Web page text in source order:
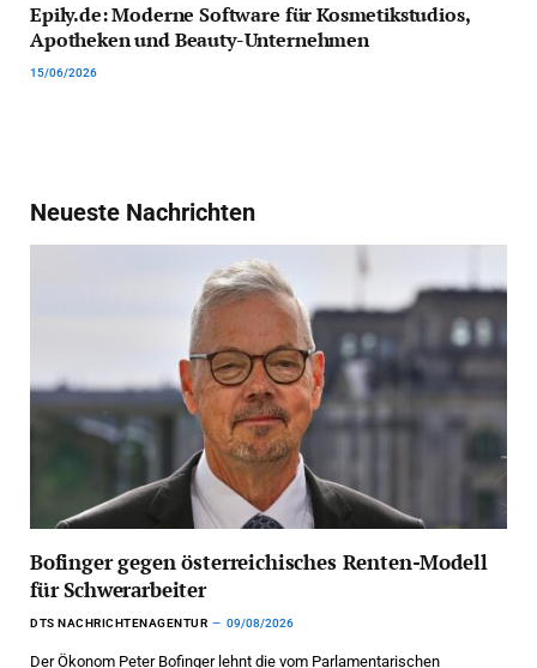
Epily.de: Moderne Software für Kosmetikstudios,
Apotheken und Beauty-Unternehmen
15/06/2026
Neueste Nachrichten
Bofinger gegen österreichisches Renten-Modell
für Schwerarbeiter
DTS NACHRICHTENAGENTUR 09/08/2026
Der Ökonom Peter Bofinger lehnt die vom Parlamentarischen